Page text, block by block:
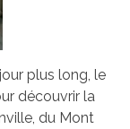
plus long, le
découvrir la
du Mont